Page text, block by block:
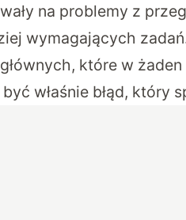
na problemy z
wymagających
które w
właśnie błąd, który